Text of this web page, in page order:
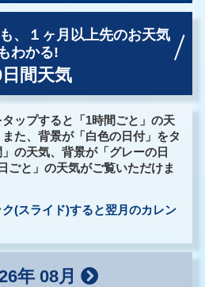
、
１ヶ月以上先のお天気
もわかる!
間天気
ップすると「1時間ごと」の天
た、背景が「白色の日付」をタ
の天気、背景が「グレーの日
ごと」の天気がご覧いただけま
(スライド)すると翌月のカレン
年 08月